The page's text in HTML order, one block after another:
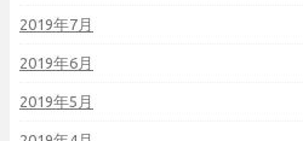
2019年7月
2019年6月
2019年5月